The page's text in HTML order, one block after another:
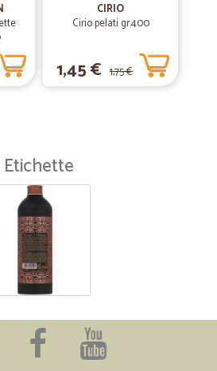
CIRIO
Cirio pelati gr.400
1,45 € 1,75 €
Etichette